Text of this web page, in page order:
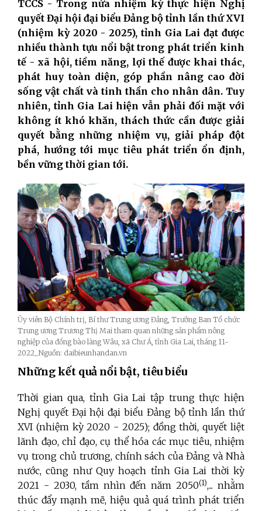
TCCS - Trong nửa nhiệm kỳ thực hiện Nghị
quyết Đại hội đại biểu Đảng bộ tỉnh lần thứ XVI
(nhiệm kỳ 2020 - 2025), tỉnh Gia Lai đạt được
nhiều thành tựu nổi bật trong phát triển kinh
tế - xã hội, tiềm năng, lợi thế được khai thác,
phát huy toàn diện, góp phần nâng cao đời
sống vật chất và tinh thần cho nhân dân. Tuy
nhiên, tỉnh Gia Lai hiện vẫn phải đối mặt với
không ít khó khăn, thách thức cần được giải
quyết bằng những nhiệm vụ, giải pháp đột
phá, hướng tới mục tiêu phát triển ổn định,
bền vững thời gian tới.
Ủy viên Bộ Chính trị, Bí thư Trung ương Đảng, Trưởng Ban Tổ chức
Trung ương Trương Thị Mai tham quan những sản phẩm nông
nghiệp của đồng bào làng Wâu, xã Chư Á, tỉnh Gia Lai, tháng 11-
2022_Nguồn: daibieunhandan.vn
Những kết quả nổi bật, tiêu biểu
Thời gian qua, tỉnh Gia Lai tập trung thực hiện
Nghị quyết Đại hội đại biểu Đảng bộ tỉnh lần thứ
XVI (nhiệm kỳ 2020 - 2025); đồng thời, quyết liệt
lãnh đạo, chỉ đạo, cụ thể hóa các mục tiêu, nhiệm
vụ trong chủ trương, chính sách của Đảng và Nhà
nước, cũng như Quy hoạch tỉnh Gia Lai thời kỳ
2021 - 2030, tầm nhìn đến năm 2050(1),... nhằm
thúc đẩy mạnh mẽ, hiệu quả quá trình phát triển